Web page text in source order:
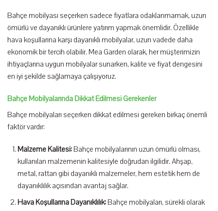
Bahçe mobilyası seçerken sadece fiyatlara odaklanmamak, uzun
ömürlü ve dayanıklı ürünlere yatırım yapmak önemlidir. Özellikle
hava koşullarına karşı dayanıklı mobilyalar, uzun vadede daha
ekonomik bir tercih olabilir. Mea Garden olarak, her müşterimizin
ihtiyaçlarına uygun mobilyalar sunarken, kalite ve fiyat dengesini
en iyi şekilde sağlamaya çalışıyoruz.
Bahçe Mobilyalarında Dikkat Edilmesi Gerekenler
Bahçe mobilyaları seçerken dikkat edilmesi gereken birkaç önemli
faktör vardır:
Malzeme Kalitesi:Bahçe mobilyalarının uzun ömürlü olması,
kullanılan malzemenin kalitesiyle doğrudan ilgilidir. Ahşap,
metal, rattan gibi dayanıklı malzemeler, hem estetik hem de
dayanıklılık açısından avantaj sağlar.
Hava Koşullarına Dayanıklılık:Bahçe mobilyaları, sürekli olarak